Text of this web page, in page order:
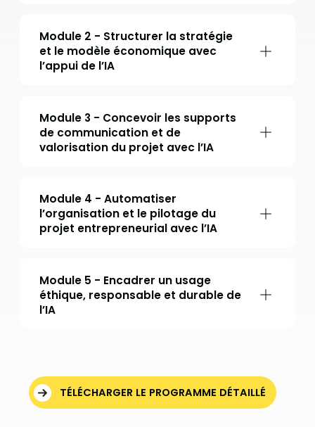
Module 2 - Structurer la stratégie
et le modèle économique avec
l’appui de l’IA
Module 3 - Concevoir les supports
de communication et de
valorisation du projet avec l’IA
Module 4 - Automatiser
l’organisation et le pilotage du
projet entrepreneurial avec l’IA
Module 5 - Encadrer un usage
éthique, responsable et durable de
l’IA
TÉLÉCHARGER LE PROGRAMME DÉTAILLÉ